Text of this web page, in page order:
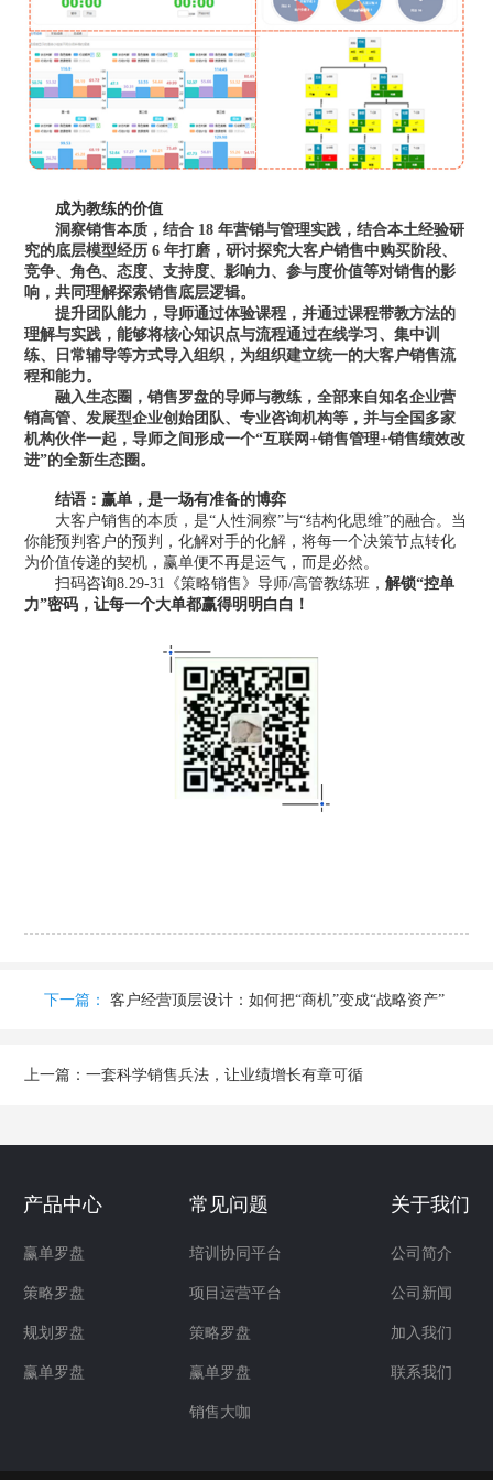
成为教练的价值
洞察销售本质 ，结合 18 年营销与管理实践，结合本土经验研
究的底层模型经历 6 年打磨，研讨探究大客户销售中购买阶段、
竞争、角色、态度、支持度、影响力、参与度价值等对销售的影
响，共同理解探索销售底层逻辑。
提升团队能力 ，导师通过体验课程，并通过课程带教方法的
理解与实践，能够将核心知识点与流程通过在线学习、集中训
练、日常辅导等方式导入组织，为组织建立统一的大客户销售流
程和能力。
融入生态圈 ，销售罗盘的导师与教练，全部来自知名企业营
销高管、发展型企业创始团队、专业咨询机构等，并与全国多家
机构伙伴一起，导师之间形成一个“互联网+销售管理+销售绩效改
进”的全新生态圈。
结语： 赢单，是一场有准备的博弈
大客户销售的本质，是“人性洞察”与“结构化思维”的融合。当
你能预判客户的预判，化解对手的化解，将每一个决策节点转化
为价值传递的契机，赢单便不再是运气，而是必然。
扫码咨询8.29-31《策略销售》导师/高管教练班，解锁“控单
力”密码，让每一个大单都赢得明明白白！
下一篇： 客户经营顶层设计：如何把“商机”变成“战略资产”
上一篇： 一套科学销售兵法，让业绩增长有章可循
产品中心
赢单罗盘
策略罗盘
规划罗盘
赢单罗盘
常见问题
培训协同平台
项目运营平台
策略罗盘
赢单罗盘
销售大咖
关于我们
公司简介
公司新闻
加入我们
联系我们